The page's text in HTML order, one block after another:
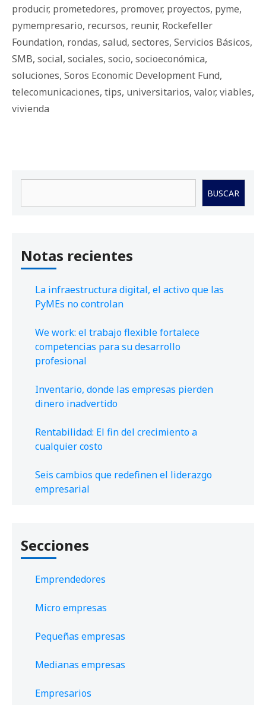
producir, prometedores, promover, proyectos, pyme,
pymempresario, recursos, reunir, Rockefeller
Foundation, rondas, salud, sectores, Servicios Básicos,
SMB, social, sociales, socio, socioeconómica,
soluciones, Soros Economic Development Fund,
telecomunicaciones, tips, universitarios, valor, viables,
vivienda
BUSCAR
Notas recientes
La infraestructura digital, el activo que las
PyMEs no controlan
We work: el trabajo flexible fortalece
competencias para su desarrollo
profesional
Inventario, donde las empresas pierden
dinero inadvertido
Rentabilidad: El fin del crecimiento a
cualquier costo
Seis cambios que redefinen el liderazgo
empresarial
Secciones
Emprendedores
Micro empresas
Pequeñas empresas
Medianas empresas
Empresarios